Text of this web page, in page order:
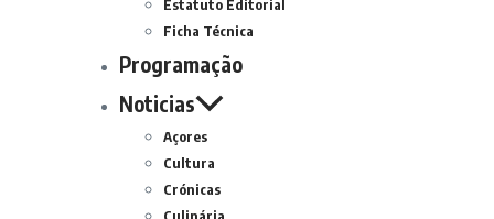
Estatuto Editorial
Ficha Técnica
Programação
Noticias
Açores
Cultura
Crónicas